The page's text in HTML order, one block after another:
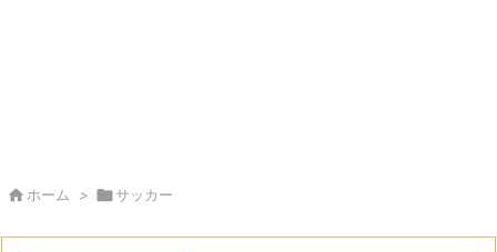
 ホーム > サッカー